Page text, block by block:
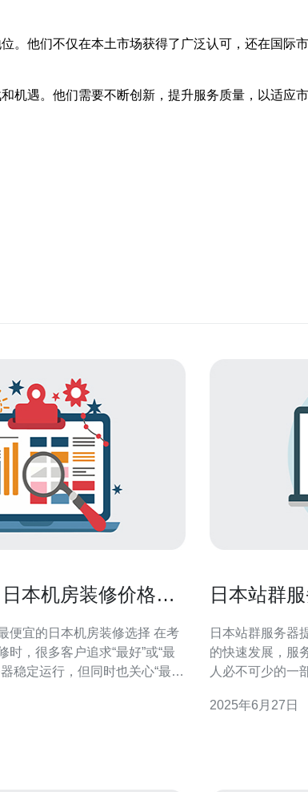
。他们不仅在本土市场获得了广泛认可，还在国际
机遇。他们需要不断创新，提升服务质量，以适应
本机房装修价格多
便宜的日本机房装修选择 在考
时，很多客户追求“最好”或“最
稳定运行，但同时也关心“最便
靠性、能耗（PUE）、冗余与
日本站群
日本站群服务器提供
的快速发展，服
人必不可少的一
提供了稳定高效的
2025年6月27日